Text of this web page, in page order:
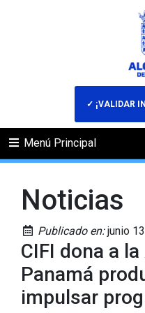
✓ ¡VALIDAR
Menú Principal
Noticias
Publicado en:junio
CIFI dona a
Panamá
impulsar